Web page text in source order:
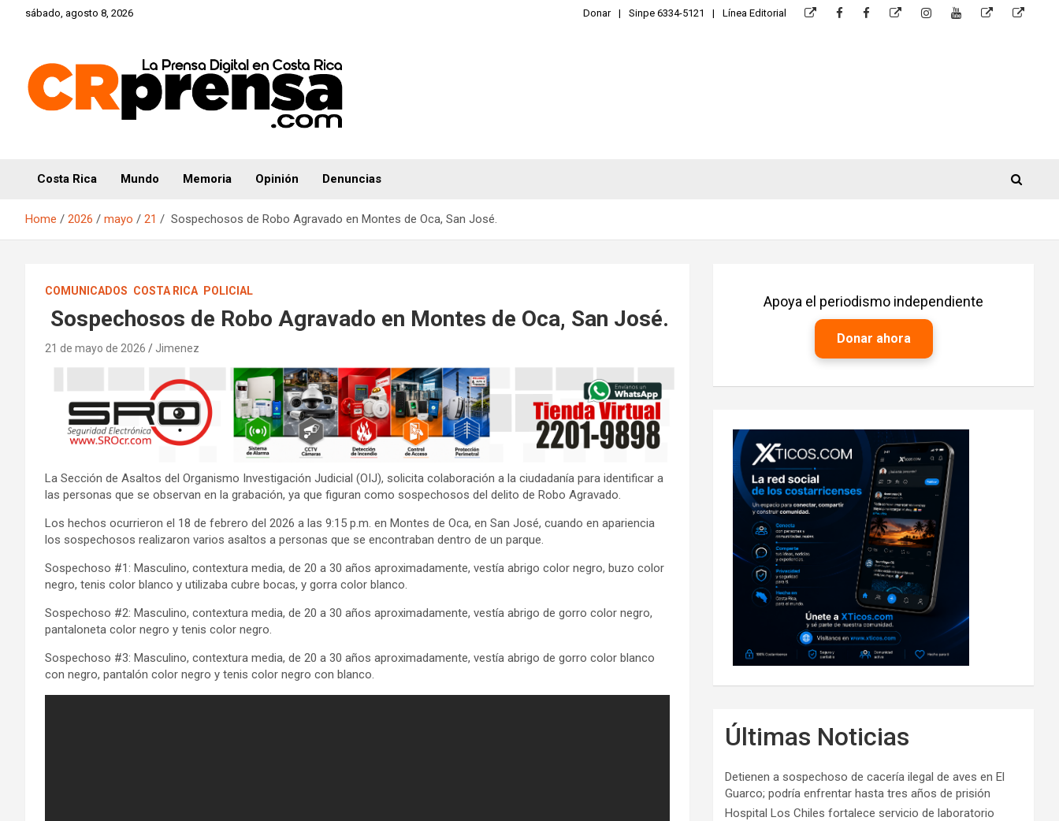
sábado, agosto 8, 2026 Donar Sinpe 6334-5121 Línea Editorial
Costa Rica Mundo Memoria Opinión Denuncias
Home 2026 mayo 21 Sospechosos de Robo Agravado en Montes de Oca, San José.
COMUNICADOS COSTA RICA POLICIAL
Sospechosos de Robo Agravado en Montes de Oca, San José.
21 de mayo de 2026 Jimenez
La Sección de Asaltos del Organismo Investigación Judicial (OIJ), solicita colaboración a la ciudadanía para identificar a
las personas que se observan en la grabación, ya que figuran como sospechosos del delito de Robo Agravado.
Los hechos ocurrieron el 18 de febrero del 2026 a las 9:15 p.m. en Montes de Oca, en San José, cuando en apariencia
los sospechosos realizaron varios asaltos a personas que se encontraban dentro de un parque.
Sospechoso #1: Masculino, contextura media, de 20 a 30 años aproximadamente, vestía abrigo color negro, buzo color
negro, tenis color blanco y utilizaba cubre bocas, y gorra color blanco.
Sospechoso #2: Masculino, contextura media, de 20 a 30 años aproximadamente, vestía abrigo de gorro color negro,
pantaloneta color negro y tenis color negro.
Sospechoso #3: Masculino, contextura media, de 20 a 30 años aproximadamente, vestía abrigo de gorro color blanco
con negro, pantalón color negro y tenis color negro con blanco.
Apoya el periodismo independiente
Donar ahora
Últimas Noticias
Detienen a sospechoso de cacería ilegal de aves en El
Guarco; podría enfrentar hasta tres años de prisión
Hospital Los Chiles fortalece servicio de laboratorio